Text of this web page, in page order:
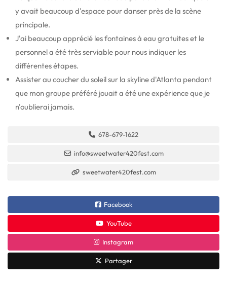
y avait beaucoup d'espace pour danser près de la scène
principale.
J'ai beaucoup apprécié les fontaines à eau gratuites et le
personnel a été très serviable pour nous indiquer les
différentes étapes.
Assister au coucher du soleil sur la skyline d'Atlanta pendant
que mon groupe préféré jouait a été une expérience que je
n'oublierai jamais.
678-679-1622
info@sweetwater420fest.com
sweetwater420fest.com
Facebook
YouTube
Instagram
Partager